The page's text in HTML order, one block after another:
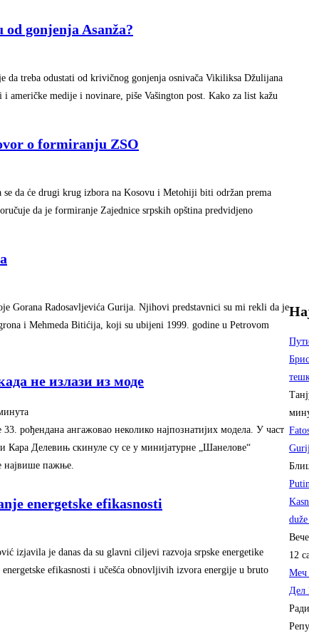
gonjenja Asanža?
da treba odustati od krivičnog gonjenja osnivača Vikiliksa Džulijana
američke medije i novinare, piše Vašington post. Kako za list kažu
o formiranju ZSO
da će drugi krug izbora na Kosovu i Metohiji biti održan prema
da je formiranje Zajednice srpskih opština predvidjeno
Gorana Radosavljevića Gurija. Njihovi predstavnici su mi rekli da je
i Mehmeda Bitićija, koji su ubijeni 1999. godine u Petrovom
не излази из моде
рођендана ангажовао неколико најпознатијих модела. У част
Кара Делевињ скинуле су се у минијатурне „Шанелове“
највише пажње.
energetske efikasnosti
izjavila je danas da su glavni ciljevi razvoja srpske energetike
efikasnosti i učešća obnovljivih izvora energije u bruto
12
Меч
Дел